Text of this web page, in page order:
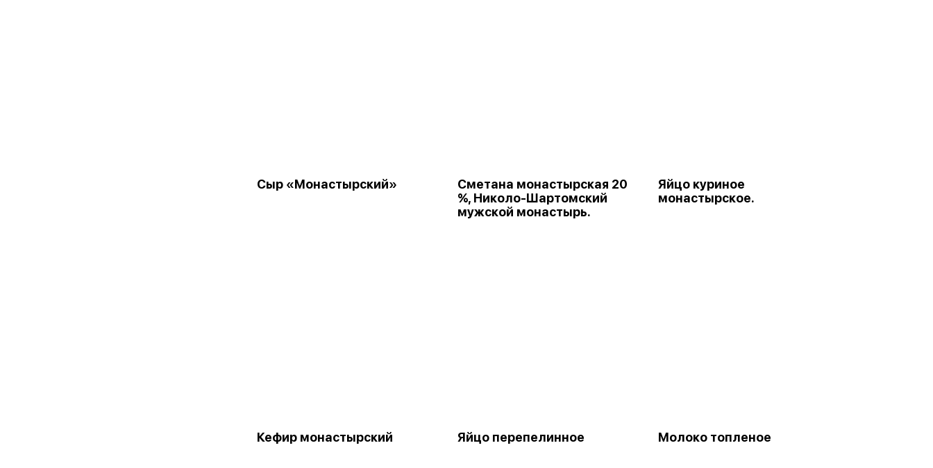
Сыр «Монастырский»
Сметана монастырская 20
%, Николо-Шартомский
мужской монастырь.
Яйцо куриное
монастырское.
Кефир монастырский Яйцо перепелинное Молоко топленое